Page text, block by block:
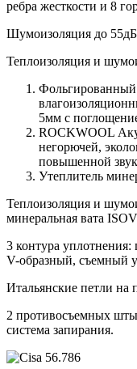
ребра жесткости и 8
Шумоизоляция до
Теплоизоляция и
5мм с
ROCKWOOL
негорючей,
повышенной
Утеплитель
Теплоизоляция и
минеральная вата
3 контура
V-образный, съемный
Итальянские петли на
2 противосъемных
система запирания.